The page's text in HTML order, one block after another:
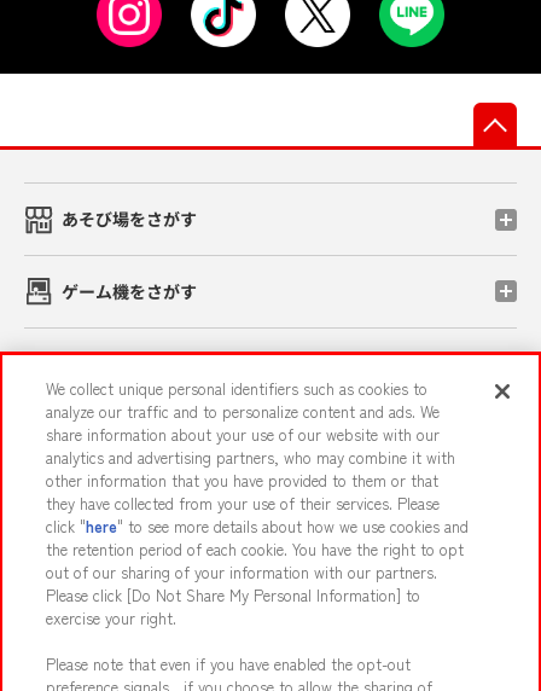
あそび場をさがす
ゲーム機をさがす
イベント・キャンペーン
関連会社 サステナビリティ サイトポリシー
プライバシーポリシー ウェブアクセシビリティ方針と検証結果
お取引先さまとともに
カスタマーハラスメント対応方針 よくあるご質問・お問い合わせ
We collect unique personal identifiers such as cookies to
analyze our traffic and to personalize content and ads. We
share information about your use of our website with our
analytics and advertising partners, who may combine it with
other information that you have provided to them or that
they have collected from your use of their services. Please
click "here" to see more details about how we use cookies and
the retention period of each cookie. You have the right to opt
out of our sharing of your information with our partners.
Please click [Do Not Share My Personal Information] to
exercise your right.
Please note that even if you have enabled the opt-out